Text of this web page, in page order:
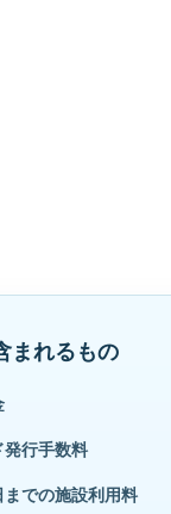
まれるもの
発行手数料
までの施設利用料